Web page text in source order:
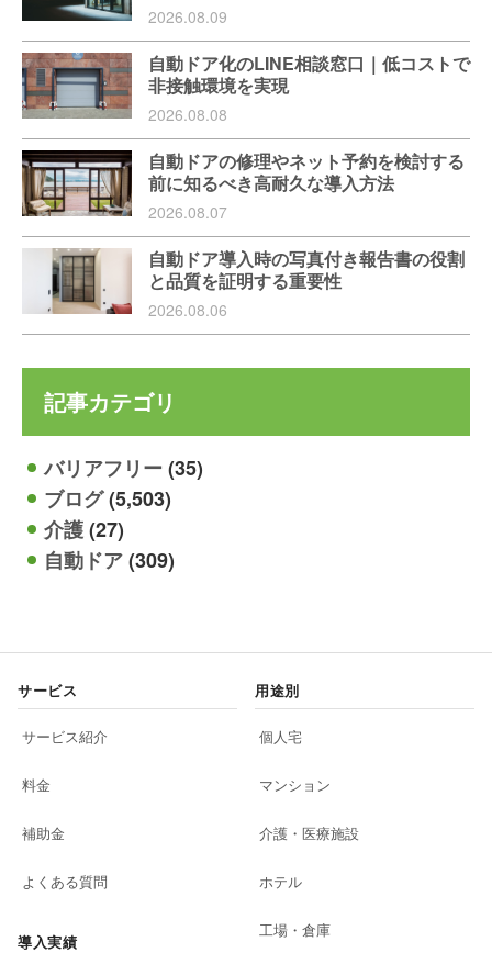
2026.08.09
自動ドア化のLINE相談窓口｜低コストで
非接触環境を実現
2026.08.08
自動ドアの修理やネット予約を検討する
前に知るべき高耐久な導入方法
2026.08.07
自動ドア導入時の写真付き報告書の役割
と品質を証明する重要性
2026.08.06
記事カテゴリ
バリアフリー(35)
ブログ(5,503)
介護(27)
自動ドア(309)
サービス
サービス紹介
料金
補助金
よくある質問
導入実績
用途別
個人宅
マンション
介護・医療施設
ホテル
工場・倉庫